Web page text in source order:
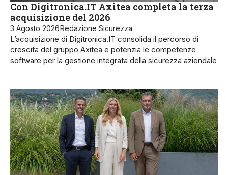
Con Digitronica.IT Axitea completa la terza
acquisizione del 2026
3 Agosto 2026Redazione Sicurezza
L’acquisizione di Digitronica.IT consolida il percorso di
crescita del gruppo Axitea e potenzia le competenze
software per la gestione integrata della sicurezza aziendale